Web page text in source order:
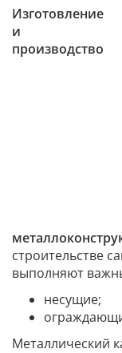
Изготовление
и
производство
строительстве
выполняют
несущие;
Металлический